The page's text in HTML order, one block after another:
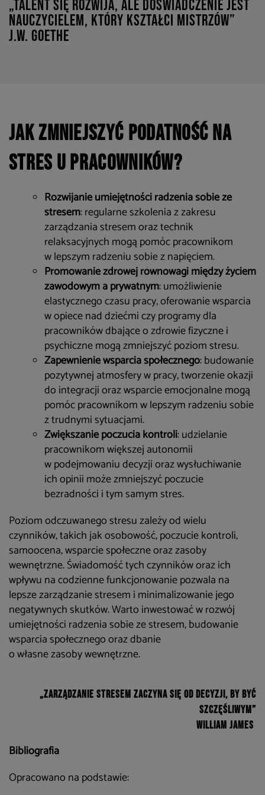
„Talent się rozwija, ale doświadczenie jest
nauczycielem, który kształci mistrzów”
J.W. Goethe
Jak zmniejszyć podatność na
stres u pracowników?
Rozwijanie umiejętności radzenia sobie ze
stresem: regularne szkolenia z zakresu
zarządzania stresem oraz technik
relaksacyjnych mogą pomóc pracownikom
w lepszym radzeniu sobie z napięciem.
Promowanie zdrowej równowagi między życiem
zawodowym a prywatnym: umożliwienie
elastycznego czasu pracy, oferowanie wsparcia
w opiece nad dziećmi czy programy dla
pracowników dbające o zdrowie fizyczne i
psychiczne mogą zmniejszyć poziom stresu.
Zapewnienie wsparcia społecznego: budowanie
pozytywnej atmosfery w pracy, tworzenie okazji
do integracji oraz wsparcie emocjonalne mogą
pomóc pracownikom w lepszym radzeniu sobie
z trudnymi sytuacjami.
Zwiększanie poczucia kontroli: udzielanie
pracownikom większej autonomii
w podejmowaniu decyzji oraz wysłuchiwanie
ich opinii może zmniejszyć poczucie
bezradności i tym samym stres.
Poziom odczuwanego stresu zależy od wielu
czynników, takich jak osobowość, poczucie kontroli,
samoocena, wsparcie społeczne oraz zasoby
wewnętrzne. Świadomość tych czynników oraz ich
wpływu na codzienne funkcjonowanie pozwala na
lepsze zarządzanie stresem i minimalizowanie jego
negatywnych skutków. Warto inwestować w rozwój
umiejętności radzenia sobie ze stresem, budowanie
wsparcia społecznego oraz dbanie
o własne zasoby wewnętrzne.
„Zarządzanie stresem zaczyna się od decyzji, by być
szczęśliwym”
William James
Bibliografia
Opracowano na podstawie: